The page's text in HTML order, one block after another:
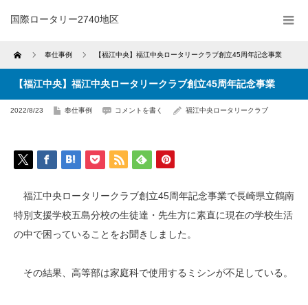
国際ロータリー2740地区
Home 奉仕事例 【福江中央】福江中央ロータリークラブ創立45周年記念事業
【福江中央】福江中央ロータリークラブ創立45周年記念事業
2022/8/23 奉仕事例 コメントを書く 福江中央ロータリークラブ
福江中央ロータリークラブ創立45周年記念事業で長崎県立鶴南
特別支援学校五島分校の生徒達・先生方に素直に現在の学校生活
の中で困っていることをお聞きしました。
その結果、高等部は家庭科で使用するミシンが不足している。